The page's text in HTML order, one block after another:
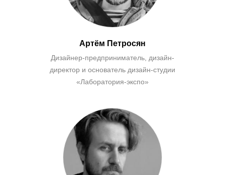
Артём Петросян
Дизайнер-предприниматель, дизайн-
директор и основатель дизайн-студии
«Лаборатория-экспо»